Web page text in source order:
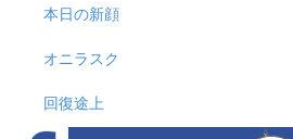
本日の新顔
オニラスク
回復途上